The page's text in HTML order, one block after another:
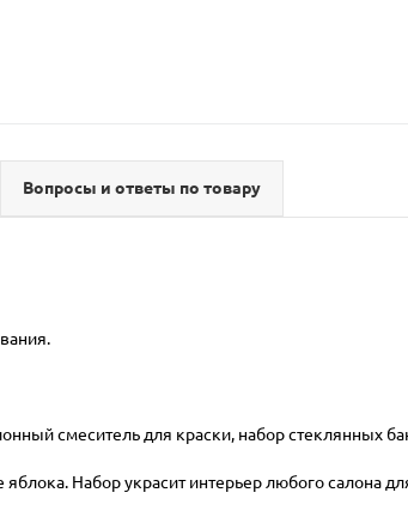
Вопросы и ответы по товару
смеситель для краски, набор стеклянных
яблока. Набор украсит интерьер любого салона